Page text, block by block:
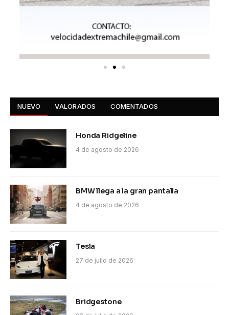
NUEVO VALORADOS COMENTADOS
Honda Ridgeline
4 de agosto de 2026
BMW llega a la gran pantalla
4 de agosto de 2026
Tesla
27 de julio de 2026
Bridgestone